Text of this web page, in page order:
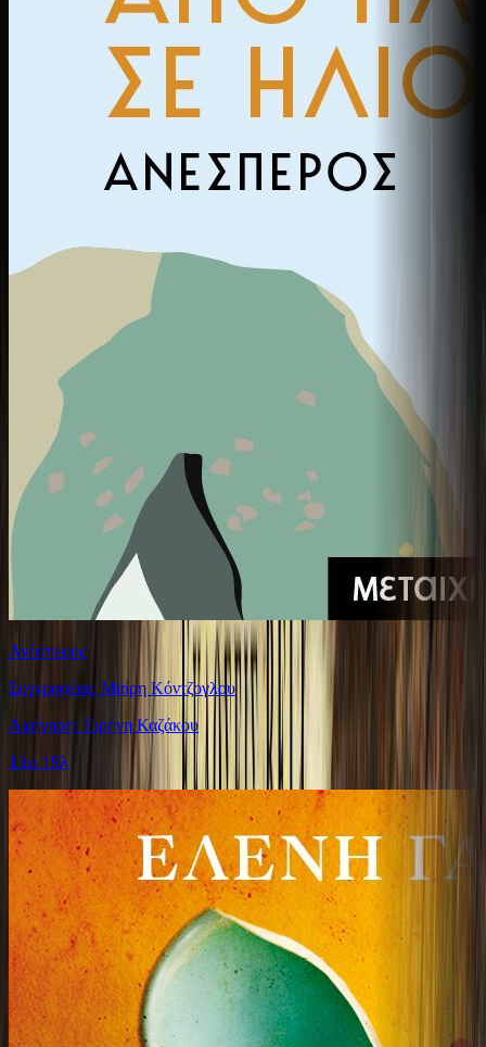
Ανέσπερος
Συγγραφέας: Μαίρη Κόντζογλου
Αφήγηση: Ειρήνη Καζάκου
13ω 19λ